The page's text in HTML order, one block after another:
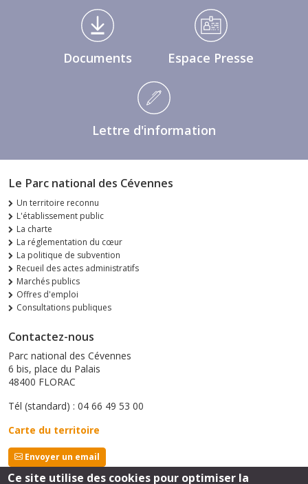
Médiathèque Footer
Documents Espace Presse
Lettre d'information
Le Parc national des Cévennes
Un territoire reconnu
L'établissement public
La charte
La réglementation du cœur
La politique de subvention
Recueil des actes administratifs
Marchés publics
Offres d'emploi
Consultations publiques
Contactez-nous
Parc national des Cévennes
6 bis, place du Palais
48400 FLORAC
Tél (standard) : 04 66 49 53 00
Carte du territoire
Envoyer un email
Ce site utilise des cookies pour optimiser la